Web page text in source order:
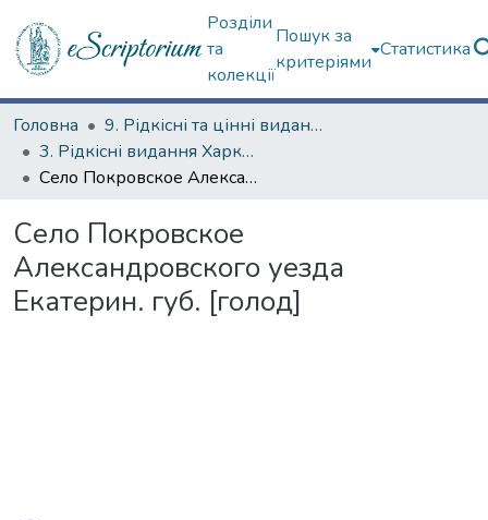
Розділи
та
колекції
Пошук за
критеріями
Статистика
Головна
9. Рідкісні та цінні видання
3. Рідкісні видання Харкова ХІХ ст.
Село Покровское Александровского уезда Екатерин. губ. [голод]
Село Покровское
Александровского уезда
Екатерин. губ. [голод]